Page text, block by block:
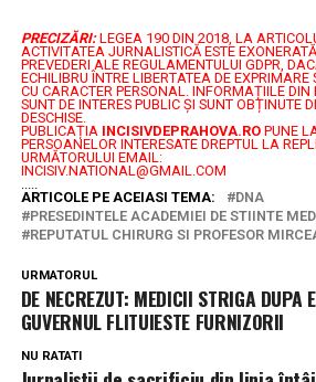
PRECIZĂRI: LEGEA 190 DIN 2018, LA
ACTIVITATEA JURNALISTICĂ ESTE
PREVEDERI ALE REGULAMENTULUI GDPR,
ECHILIBRU ÎNTRE LIBERTATEA DE EXPRIMARE
CU CARACTER PERSONAL. INFORMAȚIILE DIN
SUNT DE INTERES PUBLIC ȘI SUNT OBȚINUTE
DESCHISE.
PUBLICAȚIA INCISIVDEPRAHOVA.ROPUNE
PERSOANELOR INTERESATE DREPTUL LA
URMĂTORULUI EMAIL:
INCISIV.NATIONAL@GMAIL.COM
.....
ARTICOLE PE ACEIASI TEMA:
DNA
PRESEDINTELE ACADEMIEI DE STIINTE
REPUTATUL CHIRURG SI PROFESOR
URMATORUL
DE NECREZUT: MEDICII STRIGA DUPA
GUVERNUL FLITUIESTE FURNIZORII
NU RATATI